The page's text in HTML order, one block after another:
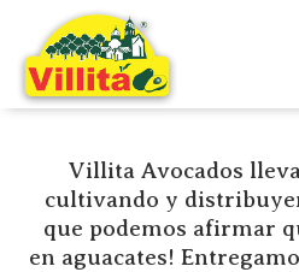
Villita Avocados
cultivando y
que podemos afirmar
en aguacates!